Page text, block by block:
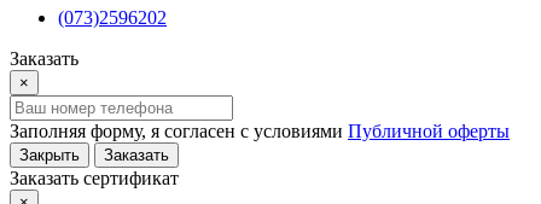
(073)2596202
Заказать
×
Заполняя форму, я согласен с условиями Публичной оферты
Закрыть Заказать
Заказать сертификат